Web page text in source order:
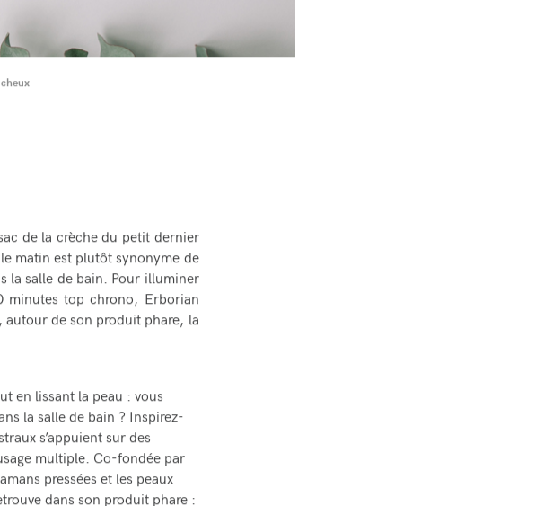
de la crèche du petit dernier
matin est plutôt synonyme de
la salle de bain. Pour illuminer
minutes top chrono, Erborian
, autour de son produit phare, la
en lissant la peau : vous
la salle de bain ? Inspirez-
s’appuient sur des
multiple. Co-fondée par
pressées et les peaux
dans son produit phare :